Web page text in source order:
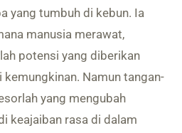
yang tumbuh di kebun. Ia
manusia merawat,
potensi yang diberikan
Namun tangan-
yang mengubah
keajaiban rasa di dalam